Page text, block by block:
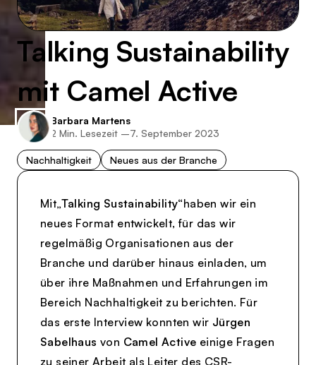
Talking Sustainability
mit Camel Active
Barbara Martens
2 Min. Lesezeit –7. September 2023
Nachhaltigkeit Neues aus der Branche
Mit„Talking Sustainability“haben wir ein
neues Format entwickelt, für das wir
regelmäßig Organisationen aus der
Branche und darüber hinaus einladen, um
über ihre Maßnahmen und Erfahrungen im
Bereich Nachhaltigkeit zu berichten. Für
das erste Interview konnten wir Jürgen
Sabelhaus von Camel Active einige Fragen
zu seiner Arbeit als Leiter des CSR-